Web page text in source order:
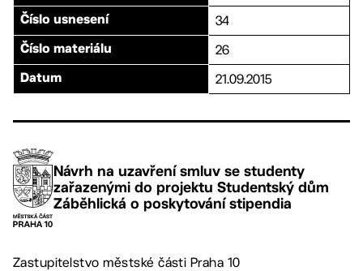
Číslo usnesení 34
Číslo materiálu 26
Datum 21.09.2015
Návrh na uzavření smluv se studenty
zařazenými do projektu Studentský dům
Záběhlická o poskytování stipendia
Zastupitelstvo městské části Praha 10